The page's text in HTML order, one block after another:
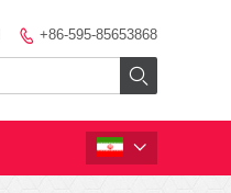
 +86-595-85653868

